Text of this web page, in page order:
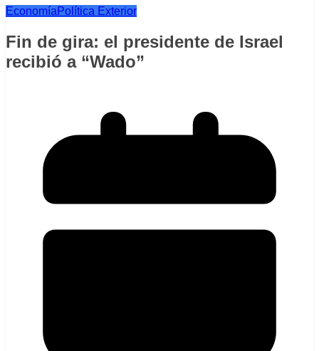
EconomíaPolítica Exterior
Fin de gira: el presidente de Israel
recibió a “Wado”